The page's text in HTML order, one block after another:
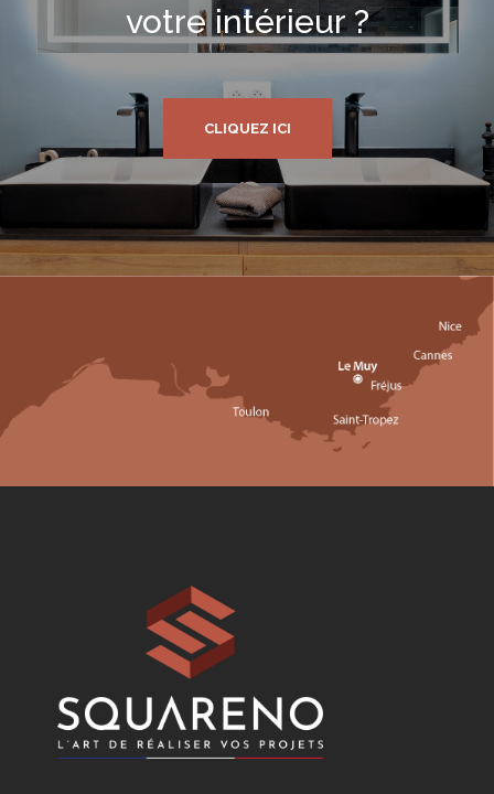
votre intérieur ?
CLIQUEZ ICI